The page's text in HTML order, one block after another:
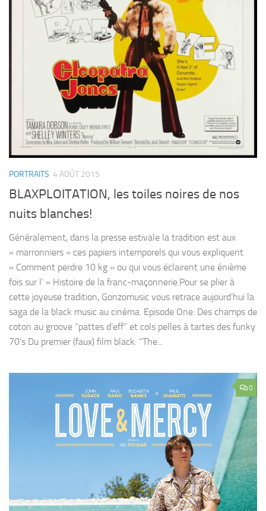
PORTRAITS 4 AOÛT 2015
BLAXPLOITATION, les toiles noires de nos
nuits blanches!
Généralement, dans la presse estivale la tradition est aux
« marronniers » ces papiers intemporels qui vous expliquent
« Comment perdre 10 kg » ou qui vous éclairent une énième
fois sur l’ « Histoire de la franc-maçonnerie.Pour se plier à
cette joyeuse tradition, Gonzomusic vous retrace aujourd’hui la
saga de la black music au cinéma. Episode One: Des champs de
coton au groove “pattes d’eff” et cols pelles à tartes des funky
70’s Du premier (faux) film black: “The...
0